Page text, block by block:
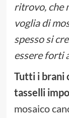
ritrovo, che
voglia di
spesso si
essere forti
Tutti i brani
tasselli
mosaico